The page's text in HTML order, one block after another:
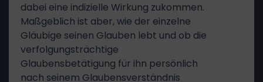
dabei eine indizielle Wirkung zukommen.
Maßgeblich ist aber, wie der einzelne
Gläubige seinen Glauben lebt und ob die
verfolgungsträchtige
Glaubensbetätigung für ihn persönlich
nach seinem Glaubensverständnis